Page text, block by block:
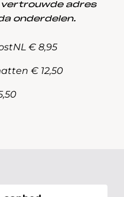
vertrouwde adres
onderdelen.
€ 8,95
€ 12,50